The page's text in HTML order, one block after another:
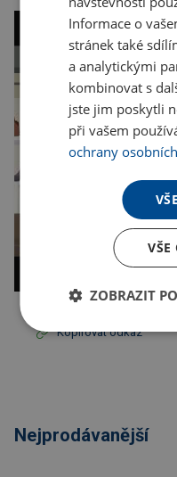
Kopírovat odkaz
Nejprodávanější
Informace o
stránek také
a analytickými
kombinovat s
jste jim poskytli
při vašem
ochrany
ZOBRAZIT